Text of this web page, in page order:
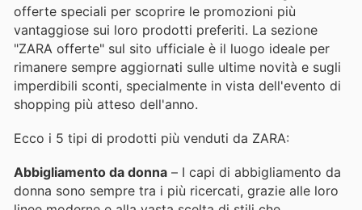
offerte speciali per scoprire le promozioni più
vantaggiose sui loro prodotti preferiti. La sezione
"ZARA offerte" sul sito ufficiale è il luogo ideale per
rimanere sempre aggiornati sulle ultime novità e sugli
imperdibili sconti, specialmente in vista dell'evento di
shopping più atteso dell'anno.
Ecco i 5 tipi di prodotti più venduti da ZARA:
Abbigliamento da donna – I capi di abbigliamento da
donna sono sempre tra i più ricercati, grazie alle loro